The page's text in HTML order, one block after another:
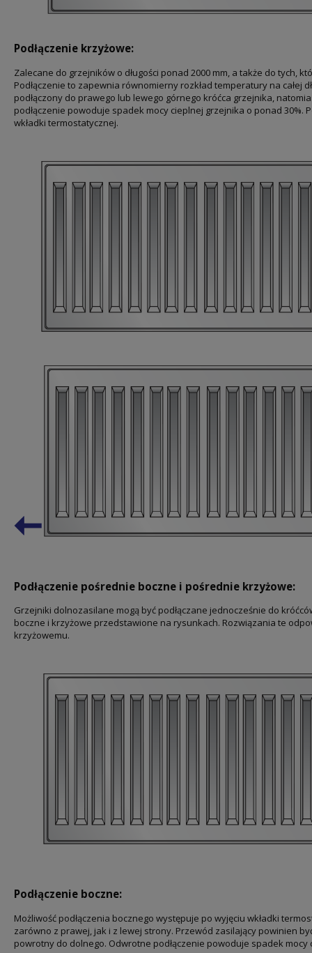
Podłączenie krzyżowe:
Zalecane do grzejników o długości ponad 2000 mm, a także do tych,
Podłączenie to zapewnia równomierny rozkład temperatury na całej
podłączony do prawego lub lewego górnego króćca grzejnika,
podłączenie powoduje spadek mocy cieplnej grzejnika o ponad 30%.
wkładki termostatycznej.
Podłączenie pośrednie boczne i pośrednie krzyżowe:
Grzejniki dolnozasilane mogą być podłączane jednocześnie do
boczne i krzyżowe przedstawione na rysunkach. Rozwiązania te
krzyżowemu.
Podłączenie boczne:
Możliwość podłączenia bocznego występuje po wyjęciu wkładki
zarówno z prawej, jak i z lewej strony. Przewód zasilający powinien
powrotny do dolnego. Odwrotne podłączenie powoduje spadek mocy